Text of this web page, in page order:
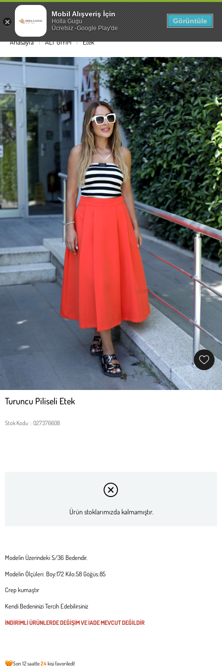
0
Anasayfa ALT GİYİM Etek
Turuncu Piliseli Etek
Stok Kodu 027376608
Ürün stoklarımızda kalmamıştır.
Modelin Üzerindeki S/36 Bedendir.
Modelin Ölçüleri: Boy:172 Kilo:58 Göğüs:85
Crep kumaştır
Kendi Bedeninizi Tercih Edebilirsiniz
İNDİRİMLİ ÜRÜNLERDE DEĞİŞİM VE İADE MEVCUT DEĞİLDİR
Son 12 saatte24kişi favoriledi!
Mobil Alışveriş İçin
Holla Gugu
Ücretsiz -Google Play'de
Görüntüle